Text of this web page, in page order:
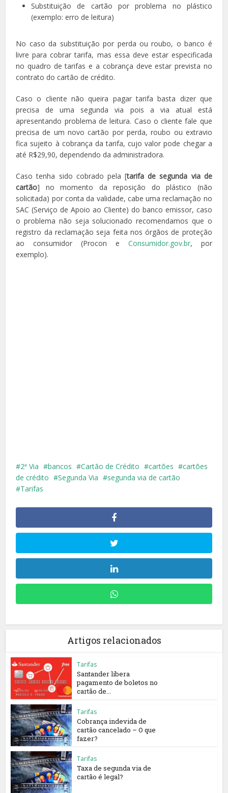
Substituição de cartão por problema no plástico
(exemplo: erro de leitura)
No caso da substituição por perda ou roubo, o banco é
livre para cobrar tarifa, mas essa deve estar especificada
no quadro de tarifas e a cobrança deve estar prevista no
contrato do cartão de crédito.
Caso o cliente não queira pagar tarifa basta dizer que
precisa de uma segunda via pois a via atual está
apresentando problema de leitura. Caso o cliente fale que
precisa de um novo cartão por perda, roubo ou extravio
fica sujeito à cobrança da tarifa, cujo valor pode chegar a
até R$29,90, dependendo da administradora.
Caso tenha sido cobrado pela [tarifa de segunda via de
cartão] no momento da reposição do plástico (não
solicitada) por conta da validade, cabe uma reclamação no
SAC (Serviço de Apoio ao Cliente) do banco emissor, caso
o problema não seja solucionado recomendamos que o
registro da reclamação seja feita nos órgãos de proteção
ao consumidor (Procon e Consumidor.gov.br, por
exemplo).
2ª Via bancos Cartão de Crédito cartões
cartões
de crédito
Segunda Via
segunda via de cartão
Tarifas
Artigos relacionados
Tarifas
Santander libera
pagamento de boletos no
cartão de...
Tarifas
Cobrança indevida de
cartão cancelado – O que
fazer?
Tarifas
Taxa de segunda via de
cartão é legal?